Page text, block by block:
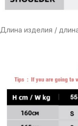
Длина изделия /